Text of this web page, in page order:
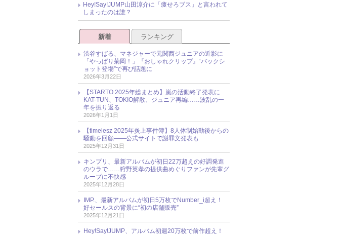
Hey!Say!JUMP山田涼介に「痩せろブス」と言われて
しまったのは誰？
新着 ランキング
渋谷すばる、マネジャーで元関西ジュニアの近影に
「やっぱり菊岡！」『おしゃれクリップ』“バックシ
ョット登場”で再び話題に
2026年3月22日
【STARTO 2025年総まとめ】嵐の活動終了発表に
KAT-TUN、TOKIO解散、ジュニア再編……波乱の一
年を振り返る
2026年1月1日
【timelesz 2025年炎上事件簿】8人体制始動後からの
騒動を回顧――公式サイトで謝罪文発表も
2025年12月31日
キンプリ、最新アルバムが初日22万超えの好調発進
のウラで……狩野英孝の提供曲めぐりファンが先輩グ
ループに不快感
2025年12月28日
IMP.、最新アルバムが初日5万枚でNumber_i超え！
好セールスの背景に“初の店舗販売”
2025年12月21日
Hey!Say!JUMP、アルバム初週20万枚で前作超え！